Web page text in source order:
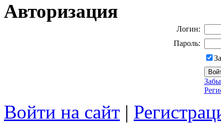
Авторизация
Логин:
Пароль:
Войти на сайт |